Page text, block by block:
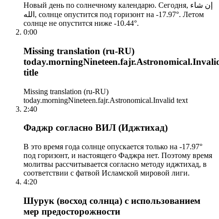
Новый день по солнечному календарю. Сегодня, إن شاء
الله, солнце опустится под горизонт на -17.97°. Летом
солнце не опустится ниже -10.44°.
0:00
Missing translation (ru-RU)
title
Missing translation (ru-RU)
today.morningNineteen.fajr.Astronomical.Invalid text
2:40
Фаджр согласно ВИЛ (Иджтихад)
В это время года солнце опускается только на -17.97°
под горизонт, и настоящего Фаджра нет. Поэтому время
молитвы рассчитывается согласно методу иджтихад, в
соответствии с фатвой Исламской мировой лиги.
4:20
Шурук (восход солнца) с использованием
мер предосторожности